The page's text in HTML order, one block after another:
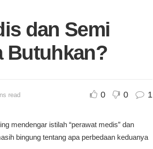
dan Semi
Butuhkan?
read 0 0 1
mendengar istilah “perawat medis” dan
bingung tentang apa perbedaan keduanya